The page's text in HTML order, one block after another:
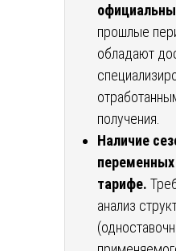
прошлые
обладают
получения.
Наличие
тарифе.
анализ